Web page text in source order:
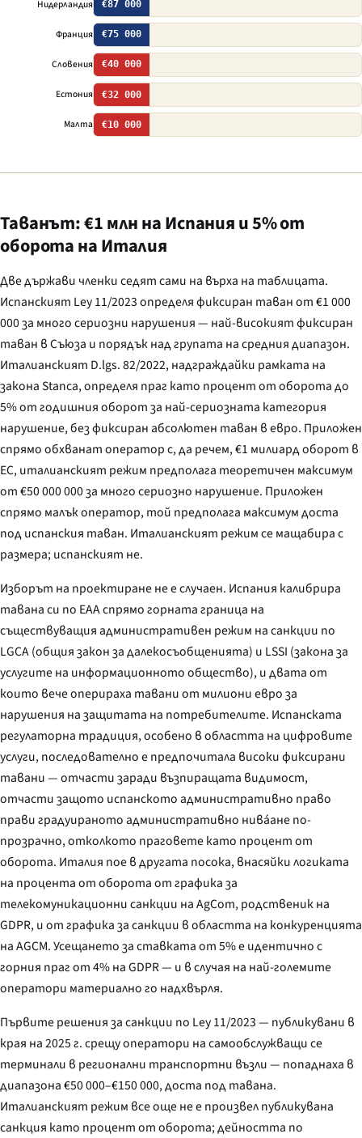
Нидерландия €87 000
Франция €75 000
Словения €40 000
Естония €32 000
Малта €10 000
Таванът: €1 млн на Испания и 5% от
оборота на Италия
Две държави членки седят сами на върха на таблицата.
Испанският Ley 11/2023определя фиксиран таван от €1 000
000 за много сериозни нарушения — най-високият фиксиран
таван в Съюза и порядък над групата на средния диапазон.
Италианският D.lgs. 82/2022, надграждайки рамката на
закона Stanca, определя праг като процент от оборота до
5% от годишния оборот за най-сериозната категория
нарушение, без фиксиран абсолютен таван в евро. Приложен
спрямо обхванат оператор с, да речем, €1 милиард оборот в
ЕС, италианският режим предполага теоретичен максимум
от €50 000 000 за много сериозно нарушение. Приложен
спрямо малък оператор, той предполага максимум доста
под испанския таван. Италианският режим се мащабира с
размера; испанският не.
Изборът на проектиране не е случаен. Испания калибрира
тавана си по EAA спрямо горната граница на
съществуващия административен режим на санкции по
LGCA (общия закон за далекосъобщенията) и LSSI (закона за
услугите на информационното общество), и двата от
които вече оперираха тавани от милиони евро за
нарушения на защитата на потребителите. Испанската
регулаторна традиция, особено в областта на цифровите
услуги, последователно е предпочитала високи фиксирани
тавани — отчасти заради възпиращата видимост,
отчасти защото испанското административно право
прави градуираното административно нива́ане по-
прозрачно, отколкото праговете като процент от
оборота. Италия пое в другата посока, внасяйки логиката
на процента от оборота от графика за
телекомуникационни санкции на AgCom, родственик на
GDPR, и от графика за санкции в областта на конкуренцията
на AGCM. Усещането за ставката от 5% е идентично с
горния праг от 4% на GDPR — и в случая на най-големите
оператори материално го надхвърля.
Първите решения за санкции по Ley 11/2023— публикувани в
края на 2025 г. срещу оператори на самообслужващи се
терминали в регионални транспортни възли — попаднаха в
диапазона €50 000–€150 000, доста под тавана.
Италианският режим все още не е произвел публикувана
санкция като процент от оборота; дейността по